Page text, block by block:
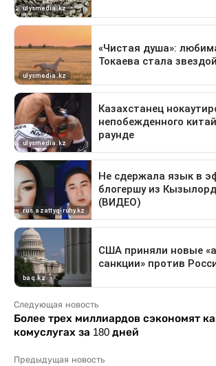
Следующая новость
Более трех миллиардов сэкономят
комуслугах за 180 дней
Предыдущая новость